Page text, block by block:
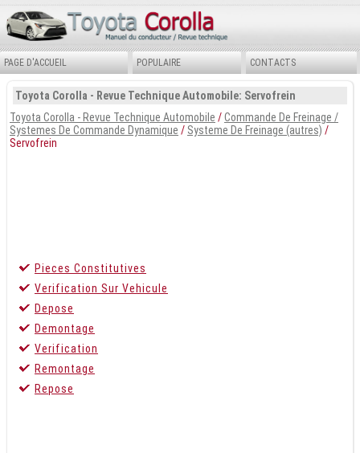
PAGE D'ACCUEIL POPULAIRE CONTACTS
Toyota Corolla - Revue Technique Automobile: Servofrein
Toyota Corolla - Revue Technique Automobile /Commande De Freinage /
Systemes De Commande Dynamique / Systeme De Freinage (autres) /
Servofrein
Pieces Constitutives
Verification Sur Vehicule
Depose
Demontage
Verification
Remontage
Repose